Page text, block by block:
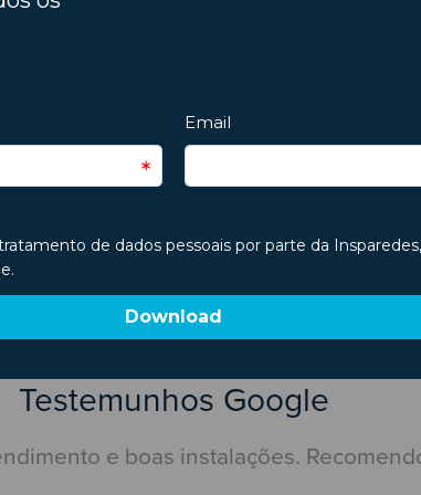
e garantir que os sintomas não comprometem a
uma diferença grande.
Testemunhos Google
e boas instalações.